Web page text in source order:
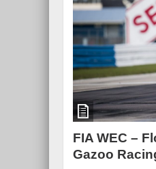
FIA WEC –
Gazoo